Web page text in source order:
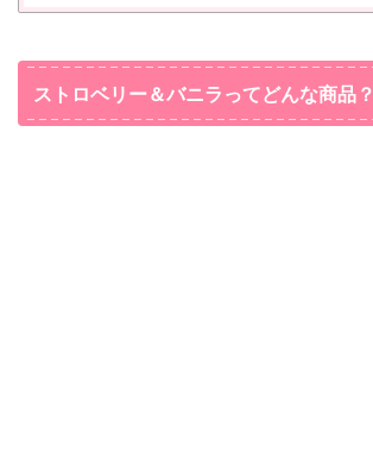
ストロベリー＆バニラってどんな商品？